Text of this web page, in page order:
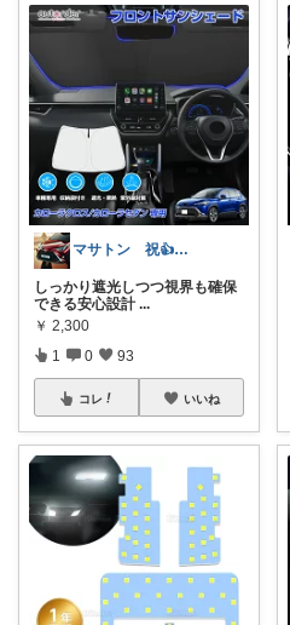
マサトン 祝👍7000プロフも見てね
しっかり遮光しつつ視界も確保
できる安心設計 ...
￥ 2,300
1 0 93
コレ いいね